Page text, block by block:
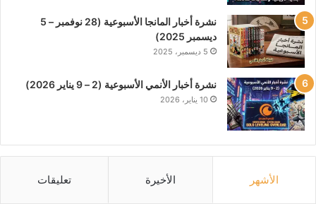
نشرة أخبار المانجا الأسبوعية (28 نوفمبر – 5
ديسمبر 2025)
5 ديسمبر، 2025
نشرة أخبار الأنمي الأسبوعية (2 – 9 يناير 2026)
10 يناير، 2026
الأشهر الأخيرة تعليقات